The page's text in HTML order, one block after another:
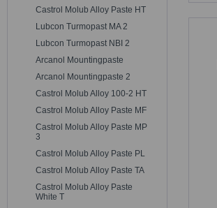
Castrol Molub Alloy Paste HT
Lubcon Turmopast MA 2
Lubcon Turmopast NBI 2
Arcanol Mountingpaste
Arcanol Mountingpaste 2
Castrol Molub Alloy 100-2 HT
Castrol Molub Alloy Paste MF
Castrol Molub Alloy Paste MP
3
Castrol Molub Alloy Paste PL
Castrol Molub Alloy Paste TA
Castrol Molub Alloy Paste
White T